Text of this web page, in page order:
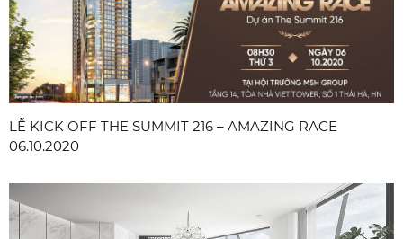
LỄ KICK OFF THE SUMMIT 216 – AMAZING RACE
06.10.2020